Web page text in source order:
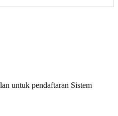
untuk pendaftaran Sistem